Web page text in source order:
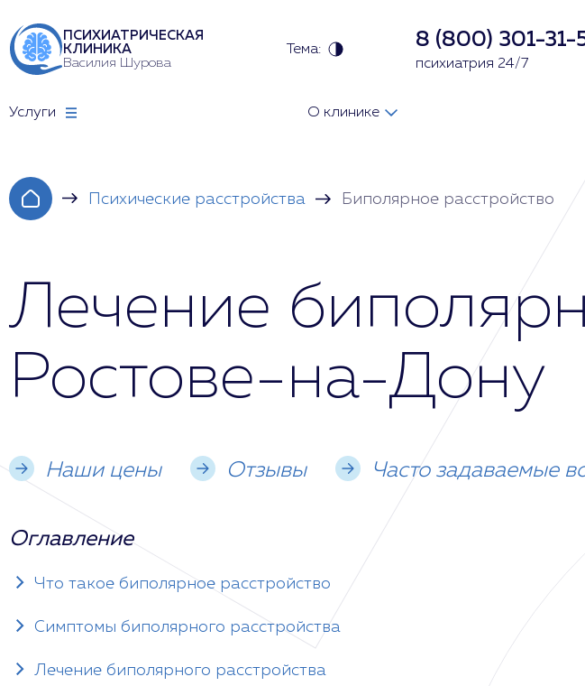
ПСИХИАТРИЧЕСКАЯ
КЛИНИКА
Василия Шурова
Тема: 8 (800) 301-31-
психиатрия 24/7
Услуги О клинике
Психические расстройства Биполярное расстройство
Лечение
Ростове-на-Дону
Наши цены Отзывы Часто задаваемые
Оглавление
Что такое биполярное расстройство
Симптомы биполярного расстройства
Лечение биполярного расстройства